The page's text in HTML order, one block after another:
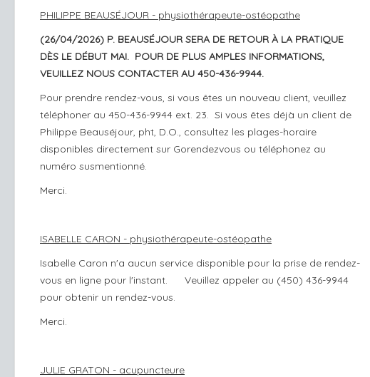
PHILIPPE BEAUSÉJOUR - physiothérapeute-ostéopathe
(26/04/2026) P. BEAUSÉJOUR SERA DE RETOUR À LA PRATIQUE
DÈS LE DÉBUT MAI. POUR DE PLUS AMPLES INFORMATIONS,
VEUILLEZ NOUS CONTACTER AU 450-436-9944.
Pour prendre rendez-vous, si vous êtes un nouveau client, veuillez
téléphoner au 450-436-9944 ext. 23. Si vous êtes déjà un client de
Philippe Beauséjour, pht, D.O., consultez les plages-horaire
disponibles directement sur Gorendezvous ou téléphonez au
numéro susmentionné.
Merci.
ISABELLE CARON - physiothérapeute-ostéopathe
Isabelle Caron n'a aucun service disponible pour la prise de rendez-
vous en ligne pour l'instant. Veuillez appeler au (450) 436-9944
pour obtenir un rendez-vous.
Merci.
JULIE GRATON - acupuncteure